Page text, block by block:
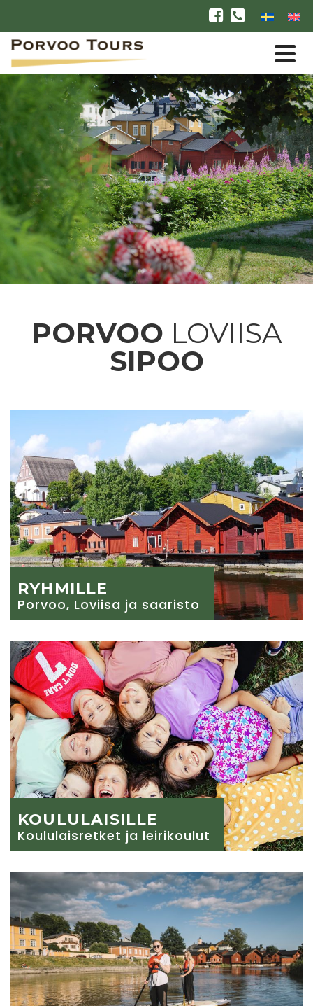
PORVOO LOVIISA
SIPOO
RYHMILLE
Porvoo, Loviisa ja saaristo
KOULULAISILLE
Koululaisretket ja leirikoulut